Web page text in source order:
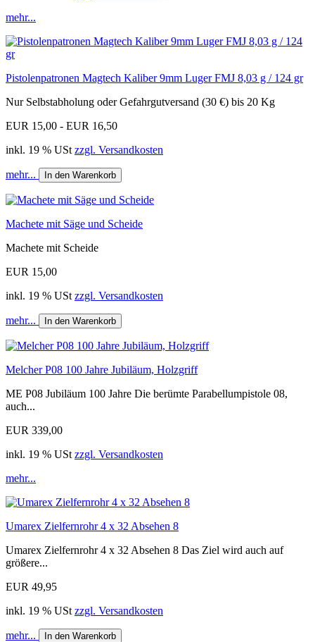
mehr...
Pistolenpatronen Magtech Kaliber 9mm Luger FMJ 8,03 g / 124 gr
Nur Selbstabholung oder Gefahrgutversand (30 €) bis 20 Kg
EUR 15,00 - EUR 16,50
inkl. 19 % USt zzgl. Versandkosten
mehr... In den Warenkorb
Machete mit Säge und Scheide
Machete mit Scheide
EUR 15,00
inkl. 19 % USt zzgl. Versandkosten
mehr... In den Warenkorb
Melcher P08 100 Jahre Jubiläum, Holzgriff
ME P08 Jubiläum 100 Jahre Die berümte Parabellumpistole 08,
auch...
EUR 339,00
inkl. 19 % USt zzgl. Versandkosten
mehr...
Umarex Zielfernrohr 4 x 32 Absehen 8
Umarex Zielfernrohr 4 x 32 Absehen 8 Das Ziel wird auch auf
größere...
EUR 49,95
inkl. 19 % USt zzgl. Versandkosten
mehr... In den Warenkorb